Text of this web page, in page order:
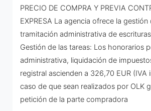
PRECIO DE COMPRA Y PREVIA
EXPRESA La agencia ofrece la gestión
tramitación administrativa de
Gestión de las tareas: Los honorarios
administrativa, liquidación de
registral ascienden a 326,70 EUR (IVA
caso de que sean realizados por OLK
petición de la parte compradora